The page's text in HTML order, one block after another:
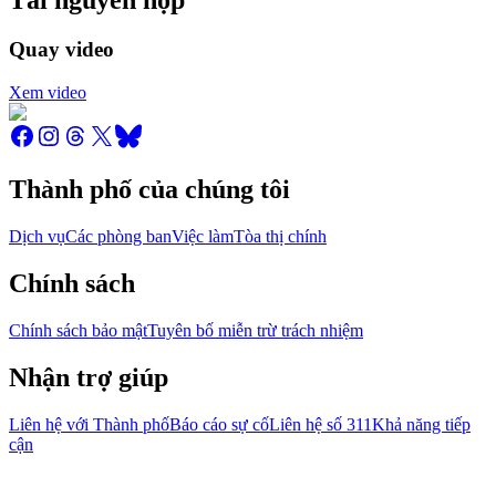
Quay video
Xem video
Thành phố của chúng tôi
Dịch vụCác phòng banViệc làmTòa thị chính
Chính sách
Chính sách bảo mậtTuyên bố miễn trừ trách nhiệm
Nhận trợ giúp
Liên hệ với Thành phốBáo cáo sự cốLiên hệ số 311Khả năng tiếp
cận